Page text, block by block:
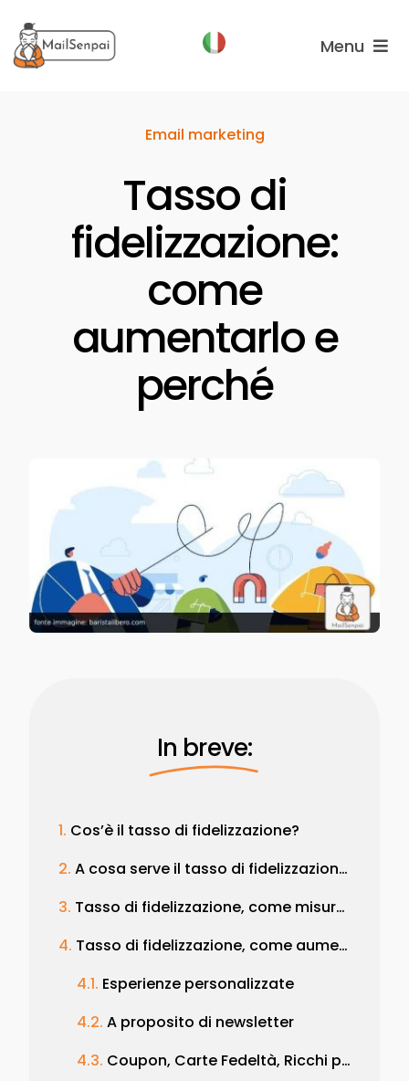
al
contenuto
Menu
Email marketing
Tasso di
fidelizzazione:
come
aumentarlo e
perché
In breve:
Cos’è il tasso di fidelizzazione?
A cosa serve il tasso di fidelizzazione?
Tasso di fidelizzazione, come misurarlo?
Tasso di fidelizzazione, come aumentarlo? Strategie, tecniche e consigli
Esperienze personalizzate
A proposito di newsletter
Coupon, Carte Fedeltà, Ricchi premi e cotillon